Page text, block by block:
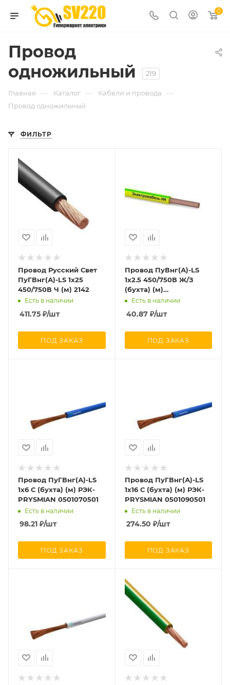
0
Провод
одножильный
219
Главная — Каталог — Кабели и провода —
Провод одножильный
ФИЛЬТР
Провод Русский Свет
ПуГВнг(А)-LS 1х25
450/750В Ч (м) 2142
Есть в наличии
411.75 ₽/шт
ПОД ЗАКАЗ
Провод ПуВнг(А)-LS
1х2.5 450/750В Ж/З
(бухта) (м)
ЭЛЕКТРОКАБЕЛЬ НН
00-00004692
Есть в наличии
40.87₽/шт
ПОД ЗАКАЗ
Провод ПуГВнг(А)-LS
1х6 С (бухта) (м) РЭК-
PRYSMIAN 0501070501
Есть в наличии
98.21 ₽/шт
ПОД ЗАКАЗ
Провод ПуГВнг(А)-LS
1х16 С (бухта) (м) РЭК-
PRYSMIAN 0501090501
Есть в наличии
274.50 ₽/шт
ПОД ЗАКАЗ